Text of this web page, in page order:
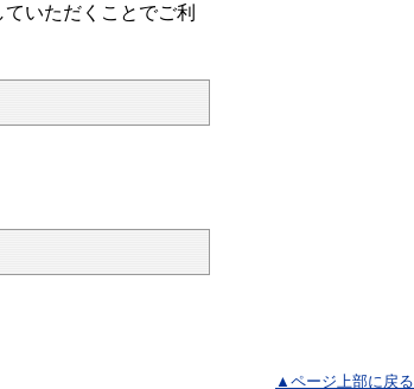
いただくことでご利
▲ページ上部に戻る